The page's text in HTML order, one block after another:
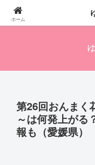
四人の子を持つ母のズボラ生
第26回おんまく
～は何発上がる
報も（愛媛県）
ホーム